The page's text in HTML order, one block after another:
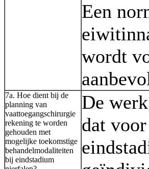
Een
wordt
7a. Hoe dient bij de
planning van
vaattoegangschirurgie
rekening te worden
gehouden met
mogelijke toekomstige
behandelmodaliteiten
bij eindstadium
De
dat